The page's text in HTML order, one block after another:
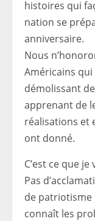
histoires qui
nation se
anniversaire.
Nous
Américains
démolissant
apprenant de
réalisations et
ont donné.
C’est ce que
Pas
de patriotisme
connaît les